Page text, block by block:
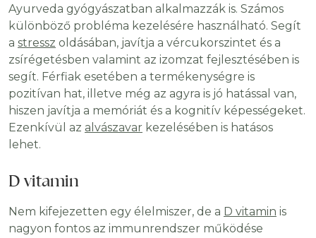
Ayurveda gyógyászatban alkalmazzák is. Számos
különböző probléma kezelésére használható. Segít
a stressz oldásában, javítja a vércukorszintet és a
zsírégetésben valamint az izomzat fejlesztésében is
segít. Férfiak esetében a termékenységre is
pozitívan hat, illetve még az agyra is jó hatással van,
hiszen javítja a memóriát és a kognitív képességeket.
Ezenkívül az alvászavar kezelésében is hatásos
lehet.
D vitamin
Nem kifejezetten egy élelmiszer, de a D vitamin is
nagyon fontos az immunrendszer működése